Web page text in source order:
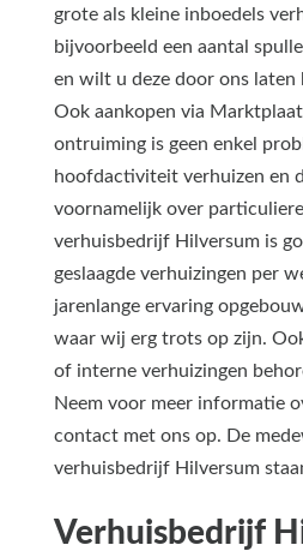
grote als kleine inboedels
bijvoorbeeld een aantal
en wilt u deze door ons laten
Ook aankopen via
ontruiming is geen enkel
hoofdactiviteit verhuizen en
voornamelijk over
verhuisbedrijf Hilversum is
geslaagde verhuizingen per
jarenlange ervaring
waar wij erg trots op zijn.
of interne verhuizingen
Neem voor meer informatie
contact met ons op. De
verhuisbedrijf Hilversum
Verhuisbedrijf